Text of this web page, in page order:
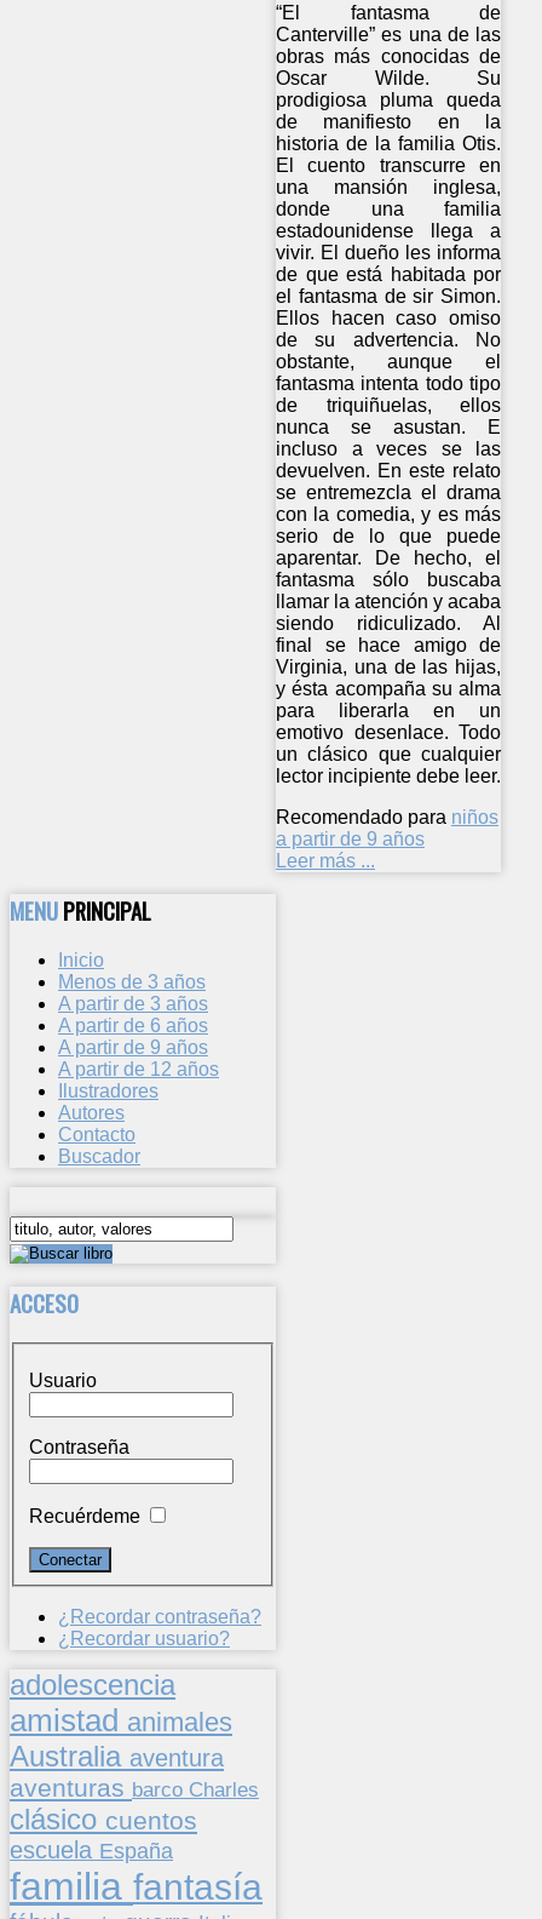
“El fantasma de
Canterville” es una de las
obras más conocidas de
Oscar Wilde. Su
prodigiosa pluma queda
de manifiesto en la
historia de la familia Otis.
El cuento transcurre en
una mansión inglesa,
donde una familia
estadounidense llega a
vivir. El dueño les informa
de que está habitada por
el fantasma de sir Simon.
Ellos hacen caso omiso
de su advertencia. No
obstante, aunque el
fantasma intenta todo tipo
de triquiñuelas, ellos
nunca se asustan. E
incluso a veces se las
devuelven. En este relato
se entremezcla el drama
con la comedia, y es más
serio de lo que puede
aparentar. De hecho, el
fantasma sólo buscaba
llamar la atención y acaba
siendo ridiculizado. Al
final se hace amigo de
Virginia, una de las hijas,
y ésta acompaña su alma
para liberarla en un
emotivo desenlace. Todo
un clásico que cualquier
lector incipiente debe leer.
Recomendado para niños
a partir de 9 años
Leer más ...
MENUPRINCIPAL
Inicio
Menos de 3 años
A partir de 3 años
A partir de 6 años
A partir de 9 años
A partir de 12 años
Ilustradores
Autores
Contacto
Buscador
ACCESO
Usuario
Contraseña
Recuérdeme
¿Recordar contraseña?
¿Recordar usuario?
adolescencia
amistad animales
Australia aventura
aventuras barco Charles
clásico cuentos
escuela España
familia fantasía